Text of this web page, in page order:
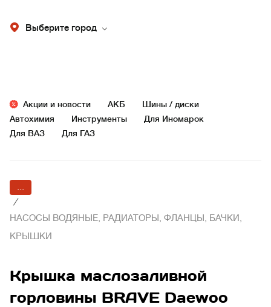
Выберите город
Акции и новости АКБ
Шины / диски
Автохимия
Инструменты
Для Иномарок
Для ВАЗ
Для ГАЗ
...
/
НАСОСЫ ВОДЯНЫЕ, РАДИАТОРЫ, ФЛАНЦЫ, БАЧКИ,
КРЫШКИ
Крышка маслозаливной
горловины BRAVE Daewoo